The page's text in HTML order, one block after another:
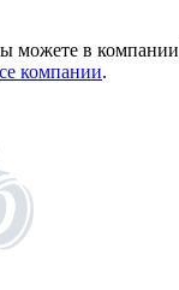
можете в компании
компании.